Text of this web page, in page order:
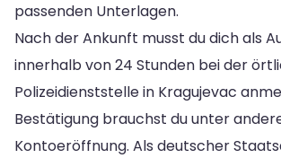
passenden Unterlagen.
Nach der Ankunft musst du dich als
innerhalb von 24 Stunden bei der
Polizeidienststelle in Kragujevac
Bestätigung brauchst du unter
Kontoeröffnung. Als deutscher